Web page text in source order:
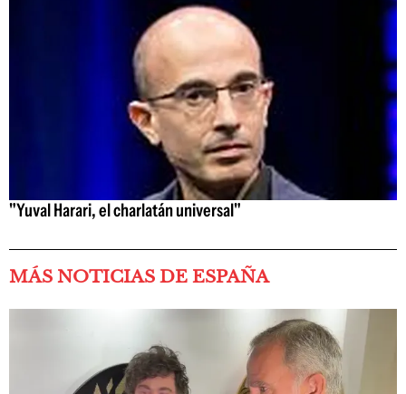
"Yuval Harari, el charlatán universal"
MÁS NOTICIAS DE ESPAÑA